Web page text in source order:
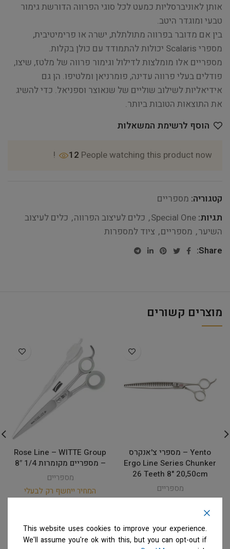
אותן לאוניברסליות כמעט לכל סוגי הפרווה הדורשת גימור
טבעי ומוגדר היטב.
בין אם מדובר בפרווה מתולתלת, ישרה או פרימיטיבית,
מספרי Scalaris יכולות להתמודד עם כולן בקלות.
מספריים אלו מומלצות לדילול וגימור פרווה של מלטז, שיצו,
פודלים בעלי פרווה עדינה, פומרניאן ומלטיפו. הן גם
אידיאליות לשילוב שוליים של שנאוצר וספניאל. כדי להשיג
את התוצאות הטובות ביותר.
הוסף לרשימת המשאלות
12 People watching this product now!
קטגוריה: מספריים
תגיות: Special One
, כלים לעיצוב הפרווה, כלים לעיצוב
השיער, מספריים, ציוד למספרות
Share:
מוצרים קשורים
Yento – מספרי צ'אנקרס
Ergo Line Series Chunker
26 Teeth 8" 20,50cm
מספריים
מספרות רשומים
Rose Line – WITTE Group
– מספריים מקומרות 1/4 8″
מספריים
המחיר ייחשף רק לבעלי
מספרות רשומיםצרו קשר
This website uses cookies to improve your experience.
We'll assume you're ok with this, but you can opt-out if